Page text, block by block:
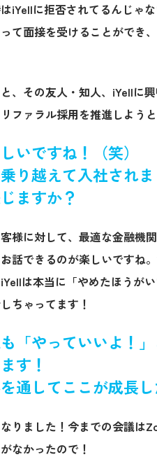
iYellに拒否されてるんじゃ
て面接を受けることができ
、その友人・知人、iYellに
ファラル採用を推進しよう
いですね！（笑）
り越えて入社され
ますか？
様に対して、最適な金融機
話できるのが楽しいですね
は本当に「やめたほうが
ちゃってます！
「やっていいよ！
す！
通してここが成長
りました！今までの会議は
なかったので！